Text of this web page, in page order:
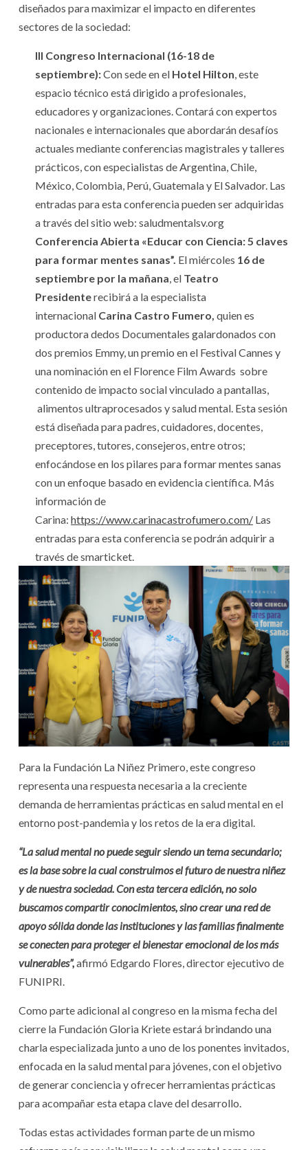
diseñados para maximizar el impacto en diferentes
sectores de la sociedad:
III Congreso Internacional (16-18 de
septiembre):Con sede en el Hotel Hilton, este
espacio técnico está dirigido a profesionales,
educadores y organizaciones. Contará con expertos
nacionales e internacionales que abordarán desafíos
actuales mediante conferencias magistrales y talleres
prácticos, con especialistas de Argentina, Chile,
México, Colombia, Perú, Guatemala y El Salvador. Las
entradas para esta conferencia pueden ser adquiridas
a través del sitio web: saludmentalsv.org
Conferencia Abierta «Educar con Ciencia: 5 claves
para formar mentes sanas”. El miércoles 16 de
septiembre por la mañana, el Teatro
Presidenterecibirá a la especialista
internacional Carina Castro Fumero, quien es
productora dedos Documentales galardonados con
dos premios Emmy, un premio en el Festival Cannes y
una nominación en el Florence Film Awards sobre
contenido de impacto social vinculado a pantallas,
alimentos ultraprocesados y salud mental. Esta sesión
está diseñada para padres, cuidadores, docentes,
preceptores, tutores, consejeros, entre otros;
enfocándose en los pilares para formar mentes sanas
con un enfoque basado en evidencia científica. Más
información de
Carina: https://www.carinacastrofumero.com/ Las
entradas para esta conferencia se podrán adquirir a
través de smarticket.
Para la Fundación La Niñez Primero, este congreso
representa una respuesta necesaria a la creciente
demanda de herramientas prácticas en salud mental en el
entorno post-pandemia y los retos de la era digital.
“La salud mental no puede seguir siendo un tema secundario;
es la base sobre la cual construimos el futuro de nuestra niñez
y de nuestra sociedad. Con esta tercera edición, no solo
buscamos compartir conocimientos, sino crear una red de
apoyo sólida donde las instituciones y las familias finalmente
se conecten para proteger el bienestar emocional de los más
vulnerables”,afirmó Edgardo Flores, director ejecutivo de
FUNIPRI.
Como parte adicional al congreso en la misma fecha del
cierre la Fundación Gloria Kriete estará brindando una
charla especializada junto a uno de los ponentes invitados,
enfocada en la salud mental para jóvenes, con el objetivo
de generar conciencia y ofrecer herramientas prácticas
para acompañar esta etapa clave del desarrollo.
Todas estas actividades forman parte de un mismo